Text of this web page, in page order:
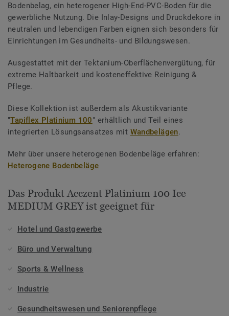
Bodenbelag, ein heterogener High-End-PVC-Boden für die
gewerbliche Nutzung. Die Inlay-Designs und Druckdekore in
neutralen und lebendigen Farben eignen sich besonders für
Einrichtungen im Gesundheits- und Bildungswesen.
Ausgestattet mit der Tektanium-Oberflächenvergütung, für
extreme Haltbarkeit und kosteneffektive Reinigung &
Pflege.
Diese Kollektion ist außerdem als Akustikvariante
"Tapiflex Platinium 100" erhältlich und Teil eines
integrierten Lösungsansatzes mit Wandbelägen.
Mehr über unsere heterogenen Bodenbeläge erfahren:
Heterogene Bodenbeläge
Das Produkt Acczent Platinium 100 Ice
MEDIUM GREY ist geeignet für
Hotel und Gastgewerbe
Büro und Verwaltung
Sports & Wellness
Industrie
Gesundheitswesen und Seniorenpflege